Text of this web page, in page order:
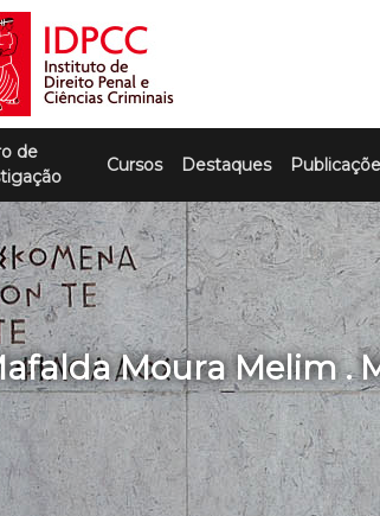
de Direito Penal e Ciências
de
Cursos Destaques
Moura Melim .